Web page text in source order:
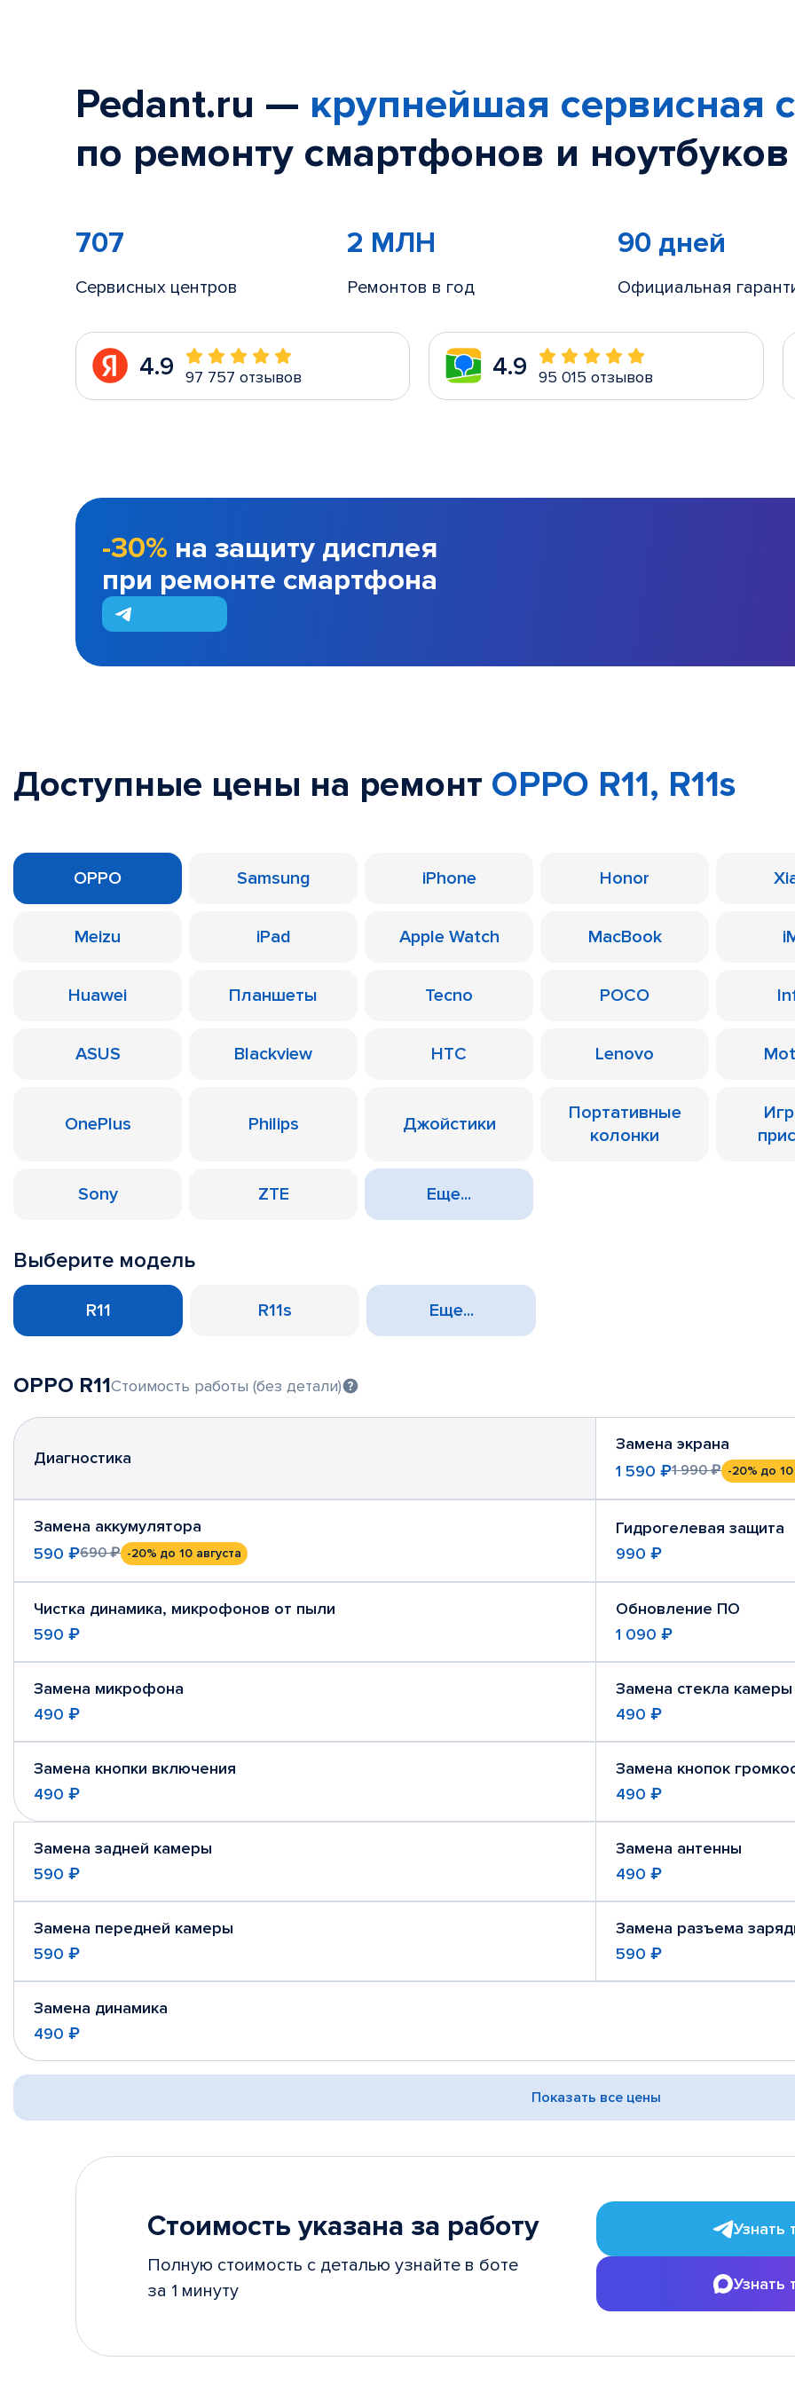
Pedant.ru — крупнейшая сервисная
по ремонту смартфонов и
707
Сервисных центров
2 МЛН
Ремонтов в год
90 дней
Официальная
4.9 97 757 отзывов 4.9 95 015 отзывов
-30% на защиту дисплея
при ремонте смартфона
Доступные цены на ремонт OPPO R11, R11s
OPPO Samsung iPhone Honor
Meizu iPad Apple Watch MacBook
Huawei Планшеты Tecno POCO
ASUS Blackview HTC Lenovo
OnePlus Philips Джойстики
Портативные
колонки
Sony ZTE Еще...
Выберите модель
R11 R11s Еще...
OPPO R11Стоимость работы (без детали)
Диагностика
Замена экрана
1 590 ₽1 990 ₽ -20% до 10
Замена аккумулятора
590 ₽690 ₽ -20% до 10 августа
Гидрогелевая защита
990 ₽
Чистка динамика, микрофонов от пыли
590 ₽
Обновление ПО
1 090 ₽
Замена микрофона
490 ₽
Замена стекла камеры
490 ₽
Замена кнопки включения
490 ₽
Замена кнопок
490 ₽
Замена задней камеры
590 ₽
Замена антенны
490 ₽
Замена передней камеры
590 ₽
Замена разъема
590 ₽
Замена динамика
490 ₽
Показать все цены
Стоимость указана за работу
Полную стоимость с деталью узнайте в боте
за 1 минуту
Узнать
Узнать